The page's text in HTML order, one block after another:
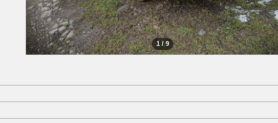
1 / 9